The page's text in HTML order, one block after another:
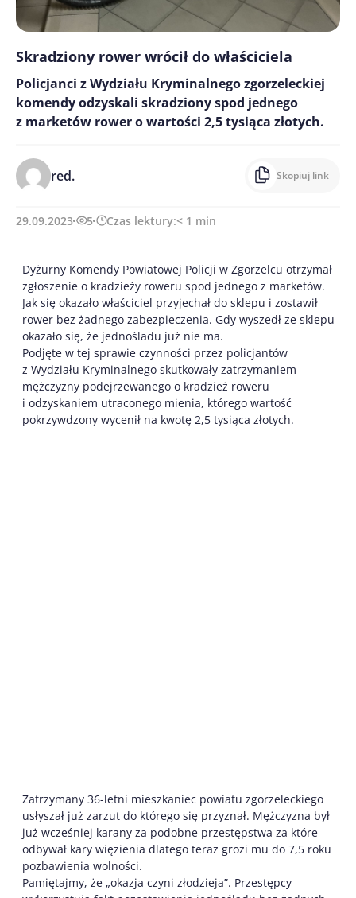
Skradziony rower wrócił do właściciela
Policjanci z Wydziału Kryminalnego zgorzeleckiej
komendy odzyskali skradziony spod jednego
z marketów rower o wartości 2,5 tysiąca złotych.
red. Skopiuj link
29.09.2023 5 Czas lektury:< 1 min
Dyżurny Komendy Powiatowej Policji w Zgorzelcu otrzymał
zgłoszenie o kradzieży roweru spod jednego z marketów.
Jak się okazało właściciel przyjechał do sklepu i zostawił
rower bez żadnego zabezpieczenia. Gdy wyszedł ze sklepu
okazało się, że jednośladu już nie ma.
Podjęte w tej sprawie czynności przez policjantów
z Wydziału Kryminalnego skutkowały zatrzymaniem
mężczyzny podejrzewanego o kradzież roweru
i odzyskaniem utraconego mienia, którego wartość
pokrzywdzony wycenił na kwotę 2,5 tysiąca złotych.
Zatrzymany 36-letni mieszkaniec powiatu zgorzeleckiego
usłyszał już zarzut do którego się przyznał. Mężczyzna był
już wcześniej karany za podobne przestępstwa za które
odbywał kary więzienia dlatego teraz grozi mu do 7,5 roku
pozbawienia wolności.
Pamiętajmy, że „okazja czyni złodzieja”. Przestępcy